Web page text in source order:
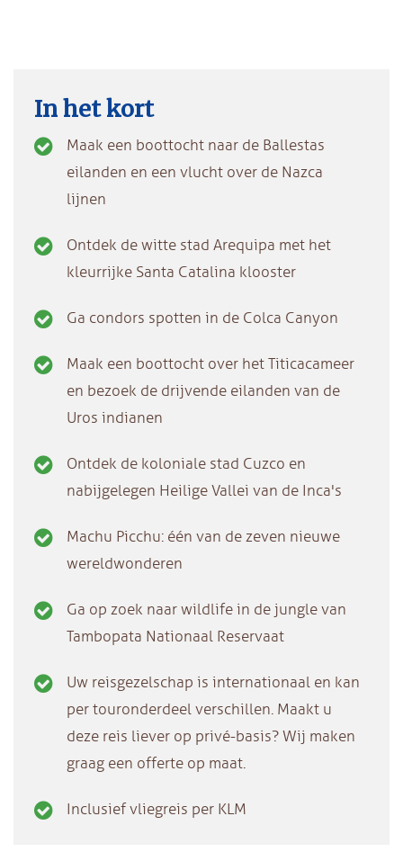
In het kort
Maak een boottocht naar de Ballestas
eilanden en een vlucht over de Nazca
lijnen
Ontdek de witte stad Arequipa met het
kleurrijke Santa Catalina klooster
Ga condors spotten in de Colca Canyon
Maak een boottocht over het Titicacameer
en bezoek de drijvende eilanden van de
Uros indianen
Ontdek de koloniale stad Cuzco en
nabijgelegen Heilige Vallei van de Inca's
Machu Picchu: één van de zeven nieuwe
wereldwonderen
Ga op zoek naar wildlife in de jungle van
Tambopata Nationaal Reservaat
Uw reisgezelschap is internationaal en kan
per touronderdeel verschillen. Maakt u
deze reis liever op privé-basis? Wij maken
graag een offerte op maat.
Inclusief vliegreis per KLM